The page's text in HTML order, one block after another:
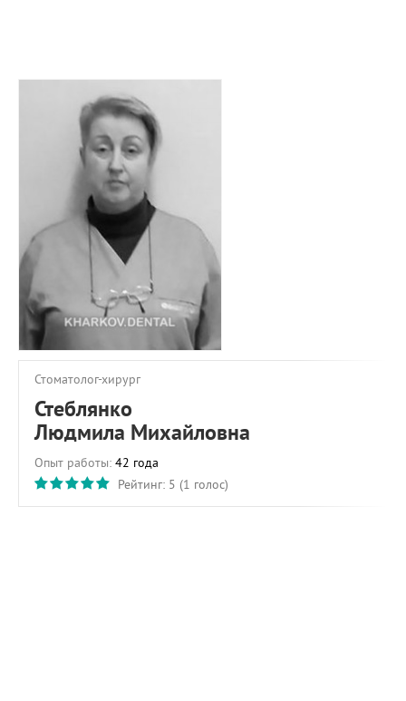
О ПРОЕКТЕ
ОБРАТНАЯ СВЯЗЬ
Стоматолог-хирург
Стеблянко
Людмила Михайловна
Опыт работы: 42 года
Рейтинг: 5 (1 голос)